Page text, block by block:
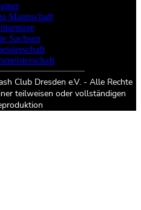
Mannschaft
Sachsen
Club Dresden e.V. - Alle Rechte
teilweisen oder vollständigen